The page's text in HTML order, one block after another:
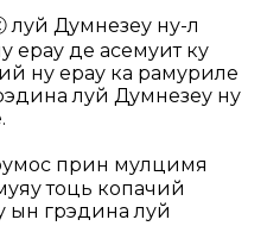
луй Думнезеу ну-л
ерау де асемуит ку
ну ерау ка рамуриле
луй Думнезеу ну
прин мулцимя
тоць копачий
ын грэдина луй